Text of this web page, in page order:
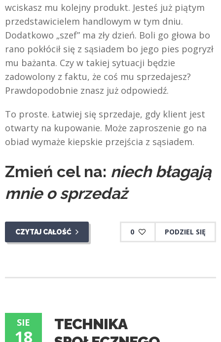
wciskasz mu kolejny produkt. Jesteś już piątym
przedstawicielem handlowym w tym dniu.
Dodatkowo „szef” ma zły dzień. Boli go głowa bo
rano pokłócił się z sąsiadem bo jego pies pogryzł
mu bażanta. Czy w takiej sytuacji będzie
zadowolony z faktu, że coś mu sprzedajesz?
Prawdopodobnie znasz już odpowiedź.
To proste. Łatwiej się sprzedaje, gdy klient jest
otwarty na kupowanie. Może zaproszenie go na
obiad wymaże kiepskie przejścia z sąsiadem.
Zmień cel na: niech błagają
mnie o sprzedaż
CZYTAJ CAŁOŚĆ 0 PODZIEL SIĘ
SIE
18
TECHNIKA